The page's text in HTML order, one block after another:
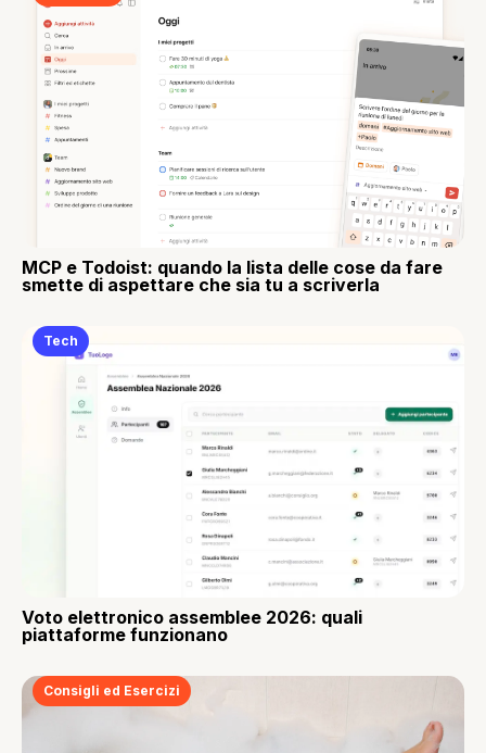
MCP e Todoist: quando la lista delle cose da fare
smette di aspettare che sia tu a scriverla
Tech
Voto elettronico assemblee 2026: quali
piattaforme funzionano
Consigli ed Esercizi